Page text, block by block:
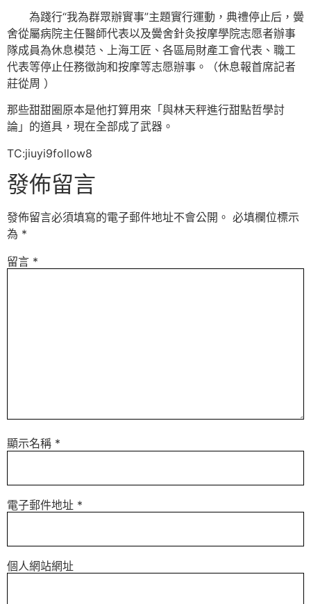
為踐行“我為群眾辦實事”主題實行運動，典禮停止后，黌
舍從屬病院主任醫師代表以及黌舍針灸按摩學院志愿者辦事
隊成員為休息模范、上海工匠、各區局財產工會代表、職工
代表等停止任務徵詢和按摩等志愿辦事。（休息報首席記者
莊從周 ）
那些甜甜圈原本是他打算用來「與林天秤進行甜點哲學討
論」的道具，現在全部成了武器。
TC:jiuyi9follow8
發佈留言
發佈留言必須填寫的電子郵件地址不會公開。 必填欄位標示
為 *
留言 *
顯示名稱 *
電子郵件地址 *
個人網站網址